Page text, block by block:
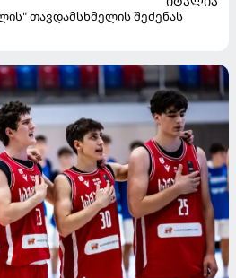
თავდამსხმელის შეძენას